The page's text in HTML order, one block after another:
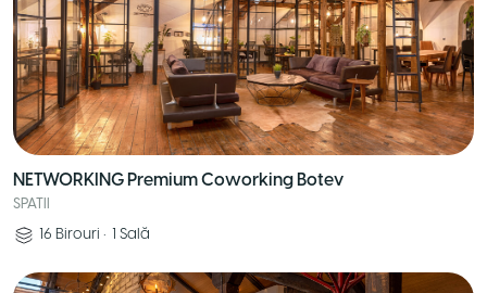
NETWORKING Premium Coworking Botev
SPATII
16 Birouri • 1 Sală